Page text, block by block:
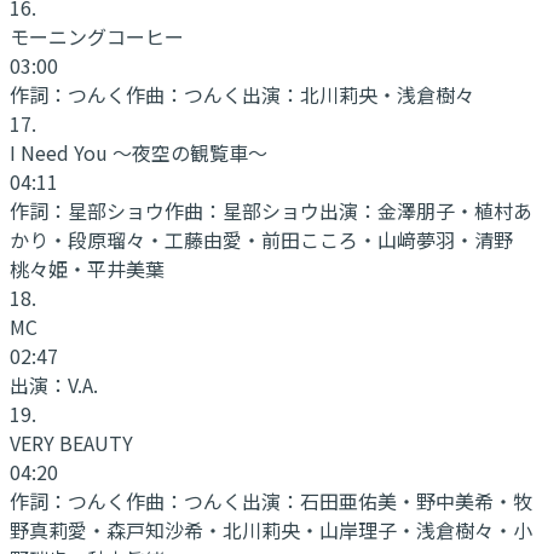
16.
モーニングコーヒー
03:00
作詞： つんく作曲： つんく 出演： 北川莉央・浅倉樹々
17.
I Need You ～夜空の観覧車～
04:11
作詞： 星部ショウ作曲： 星部ショウ出演： 金澤朋子・植村あ
かり・段原瑠々・工藤由愛・前田こころ・山﨑夢羽・清野
桃々姫・平井美葉
18.
MC
02:47
出演： V.A.
19.
VERY BEAUTY
04:20
作詞： つんく作曲： つんく 出演： 石田亜佑美・野中美希・牧
野真莉愛・森戸知沙希・北川莉央・山岸理子・浅倉樹々・小